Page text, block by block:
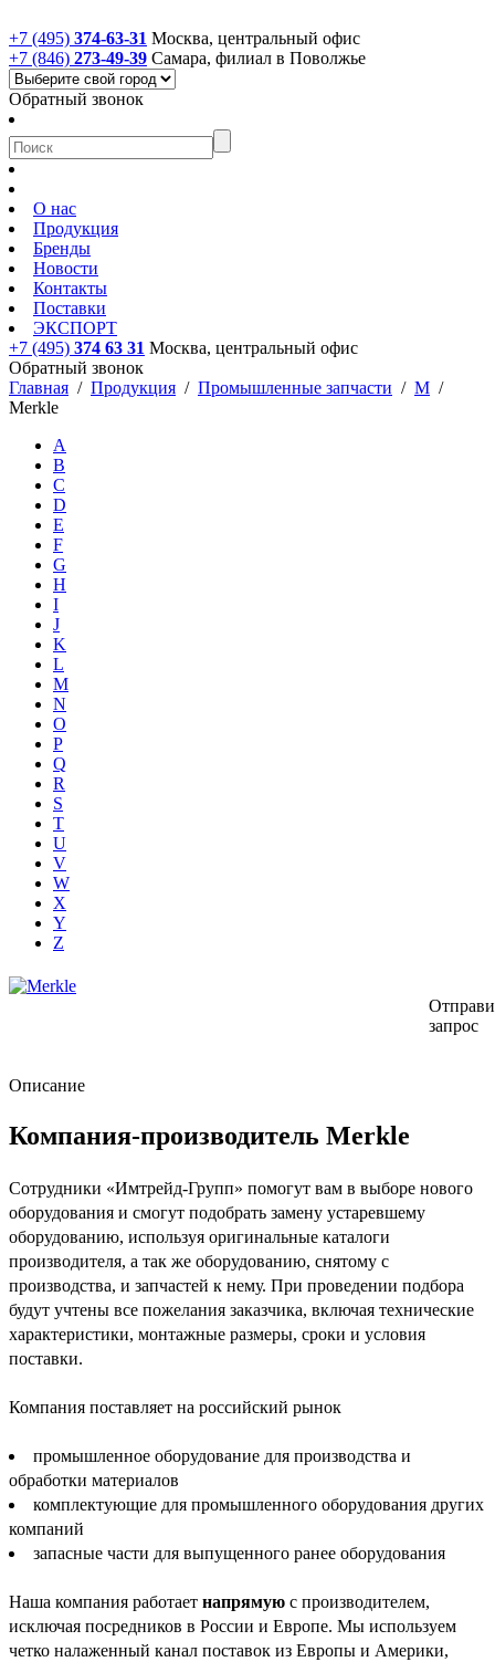
+7 (495) 374-63-31 Москва, центральный офис
+7 (846) 273-49-39 Самара, филиал в Поволжье
Обратный звонок
О нас
Продукция
Бренды
Новости
Контакты
Поставки
ЭКСПОРТ
+7 (495) 374 63 31 Москва, центральный офис
Обратный звонок
Главная / Продукция / Промышленные запчасти / M /
Merkle
A
B
C
D
E
F
G
H
I
J
K
L
M
N
O
P
Q
R
S
T
U
V
W
X
Y
Z
запрос
Описание
Компания-производитель Merkle
Сотрудники «Имтрейд-Групп» помогут вам в выборе нового
оборудования и смогут подобрать замену устаревшему
оборудованию, используя оригинальные каталоги
производителя, а так же оборудованию, снятому с
производства, и запчастей к нему. При проведении подбора
будут учтены все пожелания заказчика, включая технические
характеристики, монтажные размеры, сроки и условия
поставки.
Компания поставляет на российский рынок
промышленное оборудование для производства и
обработки материалов
комплектующие для промышленного оборудования других
компаний
запасные части для выпущенного ранее оборудования
Наша компания работает напрямую с производителем,
исключая посредников в России и Европе. Мы используем
четко налаженный канал поставок из Европы и Америки,